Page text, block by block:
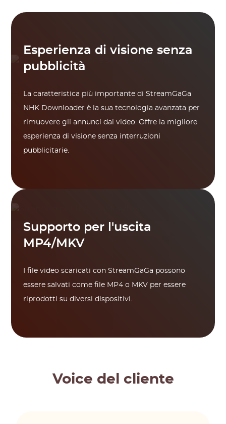
Esperienza di visione senza
pubblicità
La caratteristica più importante di StreamGaGa
NHK Downloader è la sua tecnologia avanzata per
rimuovere gli annunci dai video. Offre la migliore
esperienza di visione senza interruzioni
pubblicitarie.
Supporto per l'uscita
MP4/MKV
I file video scaricati con StreamGaGa possono
essere salvati come file MP4 o MKV per essere
riprodotti su diversi dispositivi.
Voice del cliente